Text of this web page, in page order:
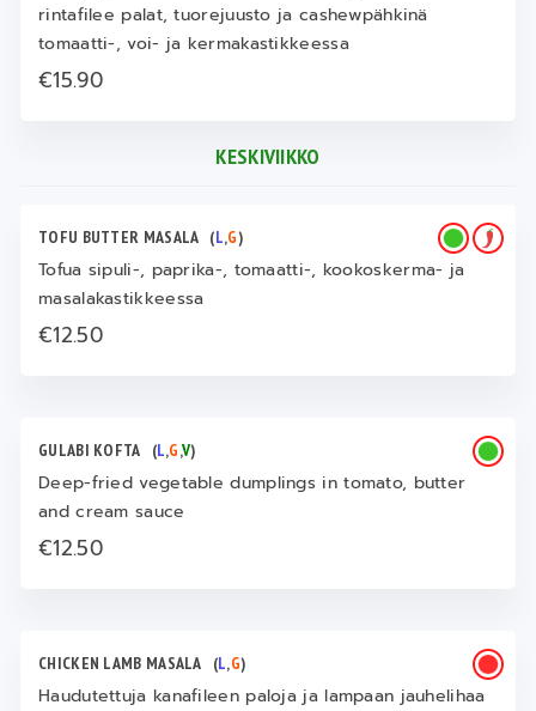
rintafilee palat, tuorejuusto ja cashewpähkinä
tomaatti-, voi- ja kermakastikkeessa
€15.90
KESKIVIIKKO
TOFU BUTTER MASALA (L,G)
Tofua sipuli-, paprika-, tomaatti-, kookoskerma- ja
masalakastikkeessa
€12.50
GULABI KOFTA (L,G,V)
Deep-fried vegetable dumplings in tomato, butter
and cream sauce
€12.50
CHICKEN LAMB MASALA (L,G)
Haudutettuja kanafileen paloja ja lampaan jauhelihaa